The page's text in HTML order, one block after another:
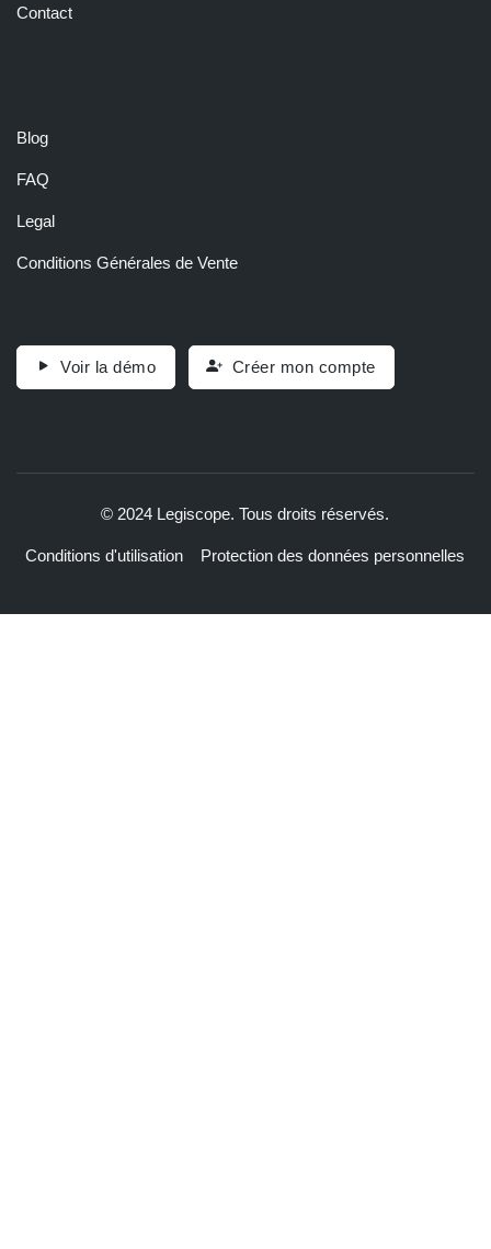
Contact
Blog
FAQ
Legal
Conditions Générales de Vente
Voir la démo Créer mon compte
© 2024 Legiscope. Tous droits réservés.
Conditions d'utilisation Protection des données personnelles